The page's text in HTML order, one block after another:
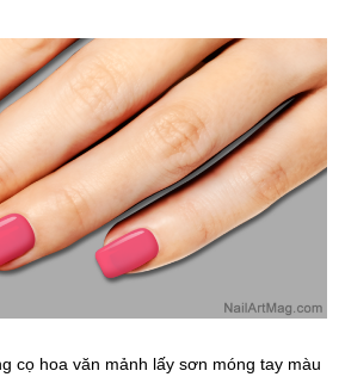
cọ hoa văn mảnh lấy sơn móng tay màu